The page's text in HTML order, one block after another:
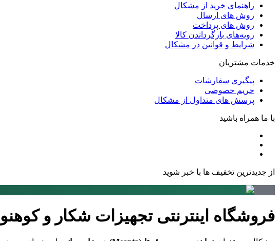
راهنمای خرید از مشکال
روش های ارسال
روش های پرداخت
رویه‌های بازگرداندن کالا
شرایط و قوانین در مشکال
خدمات مشتریان
پیگیری سفارشات
حریم خصوصی
پرسش های متداول از مشکال
با ما همراه باشید
از جدیدترین تخفیف ها با خبر شوید
فروشگاه اینترنتی تجهیزات شکار و